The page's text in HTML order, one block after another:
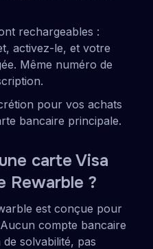
rechargeables :
activez-le, et votre
Même numéro de
pour vos achats
bancaire principale.
carte Visa
Rewarble ?
est conçue pour
compte bancaire
solvabilité, pas